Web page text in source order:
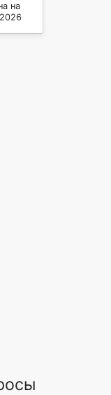
на